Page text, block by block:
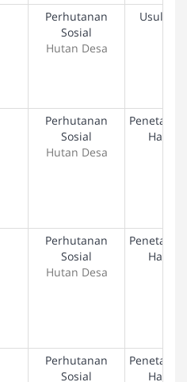
Perhutanan
Sosial
Hutan Desa
Usulan
Perhutanan
Sosial
Hutan Desa
Penetapan
Hak
Perhutanan
Sosial
Hutan Desa
Penetapan
Hak
Perhutanan
Sosial
Penetapan
Hak